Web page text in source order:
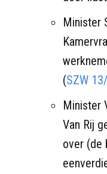
Minister
(SZW
Minister
Van Rij
over (de